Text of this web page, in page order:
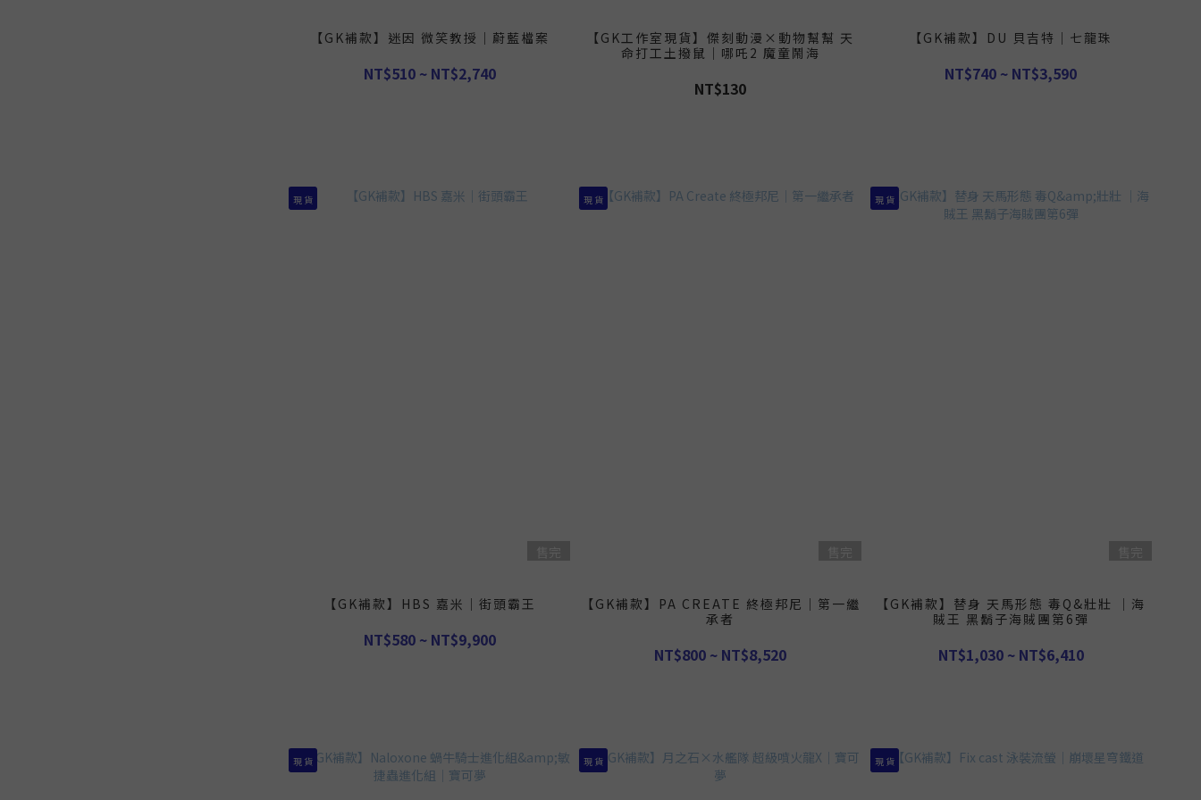
【GK補款】迷因 微笑教授｜蔚藍檔案
NT$510 ~ NT$2,740
【GK工作室現貨】傑刻動漫×動物幫幫 天
命打工土撥鼠｜哪吒2 魔童鬧海
NT$130
【GK補款】DU 貝吉特｜七龍珠
NT$740 ~ NT$3,590
現 貨
【GK補款】HBS 嘉米｜街頭霸王
NT$580 ~ NT$9,900
現 貨
【GK補款】PA CREATE 終極邦尼｜第一繼
承者
NT$800 ~ NT$8,520
現 貨
【GK補款】替身 天馬形態 毒Q&壯壯 ｜海
賊王 黑鬍子海賊團第6彈
NT$1,030 ~ NT$6,410
現 貨 現 貨 現 貨